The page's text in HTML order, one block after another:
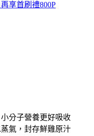
享首刷禮800P
分子營養更好吸收
氣，封存鮮雞原汁